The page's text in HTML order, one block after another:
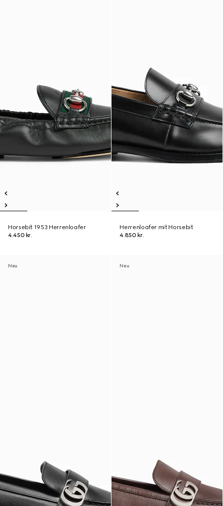
Horsebit 1953 Herrenloafer
4.450 kr.
Herrenloafer mit Horsebit
4.850 kr.
Neu Neu